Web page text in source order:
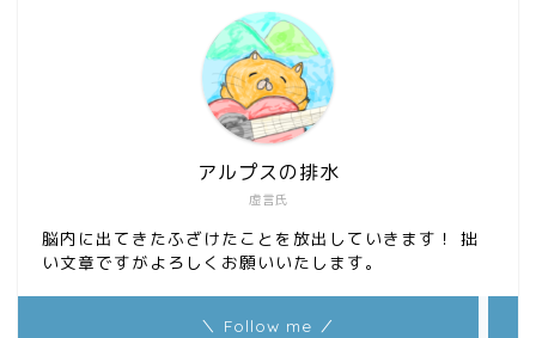
虚言氏
アルプスの排水
脳内に出てきたふざけたことを放出していきます！ 拙
い文章ですがよろしくお願いいたします。
＼ Follow me ／
シーケンス制御